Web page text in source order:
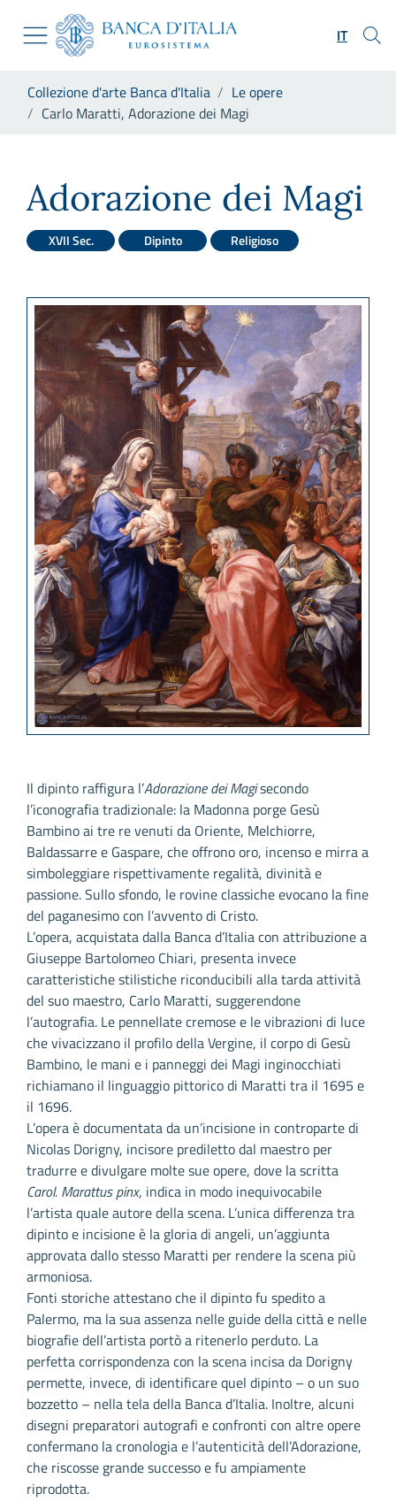
Skip to Main Content
Vai al sito istituzionale
Vai al menu di navigazione
Vai alla ricerca
Vai al footer
IT
Collezione d'arte Banca d'Italia
Le opere
Carlo Maratti, Adorazione dei Magi
Adorazione dei Magi
XVII Sec. Dipinto Religioso
Il dipinto raffigura l’Adorazione dei Magisecondo
l’iconografia tradizionale: la Madonna porge Gesù
Bambino ai tre re venuti da Oriente, Melchiorre,
Baldassarre e Gaspare, che offrono oro, incenso e mirra a
simboleggiare rispettivamente regalità, divinità e
passione. Sullo sfondo, le rovine classiche evocano la fine
del paganesimo con l’avvento di Cristo.
L’opera, acquistata dalla Banca d’Italia con attribuzione a
Giuseppe Bartolomeo Chiari, presenta invece
caratteristiche stilistiche riconducibili alla tarda attività
del suo maestro, Carlo Maratti, suggerendone
l’autografia. Le pennellate cremose e le vibrazioni di luce
che vivacizzano il profilo della Vergine, il corpo di Gesù
Bambino, le mani e i panneggi dei Magi inginocchiati
richiamano il linguaggio pittorico di Maratti tra il 1695 e
il 1696.
L’opera è documentata da un’incisione in controparte di
Nicolas Dorigny, incisore prediletto dal maestro per
tradurre e divulgare molte sue opere, dove la scritta
Carol. Marattus pinx, indica in modo inequivocabile
l’artista quale autore della scena. L’unica differenza tra
dipinto e incisione è la gloria di angeli, un’aggiunta
approvata dallo stesso Maratti per rendere la scena più
armoniosa.
Fonti storiche attestano che il dipinto fu spedito a
Palermo, ma la sua assenza nelle guide della città e nelle
biografie dell’artista portò a ritenerlo perduto. La
perfetta corrispondenza con la scena incisa da Dorigny
permette, invece, di identificare quel dipinto – o un suo
bozzetto – nella tela della Banca d’Italia. Inoltre, alcuni
disegni preparatori autografi e confronti con altre opere
confermano la cronologia e l’autenticità dell’Adorazione,
che riscosse grande successo e fu ampiamente
riprodotta.